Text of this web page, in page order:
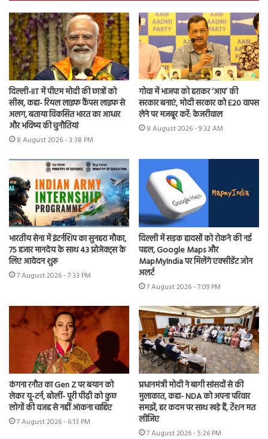
दिल्ली-IIT में पीएम मोदी की छात्रों को
सीख, कहा- रियल लाइफ कैंपस लाइफ से
अलग, बताया विकसित भारत का आधार
और भविष्य की चुनौतियां
8 August 2026 - 3:38 PM
गोवा में भाजपा को हराकर ‘आप’ की
सरकार बनाएं, मोदी सरकार को E20 वापस
लेने पर मजबूर करें: केजरीवाल
8 August 2026 - 9:32 AM
भारतीय सेना में इंटर्नशिप का सुनहरा मौका,
75 हजार मानदेय के साथ 43 प्रोजेक्ट्स के
लिए आवेदन शुरू
7 August 2026 - 7:33 PM
दिल्ली में सड़क हादसों को रोकने की नई
पहल, Google Maps और
MapMyIndia पर मिलेंगे एक्सीडेंट जोन
अलर्ट
7 August 2026 - 7:09 PM
कंगना रनौत का Gen Z पर बयान को
लेकर यू-टर्न, बोलीं- पूरी पीढ़ी को कुछ
लोगों की वजह से नहीं आंकना चाहिए
7 August 2026 - 6:13 PM
प्रधानमंत्री मोदी ने बागी सांसदों से की
मुलाकात, कहा- NDA को अपना परिवार
समझें, हर कदम पर साथ खड़े हैं, टेंशन मत
लीजिए
7 August 2026 - 5:26 PM